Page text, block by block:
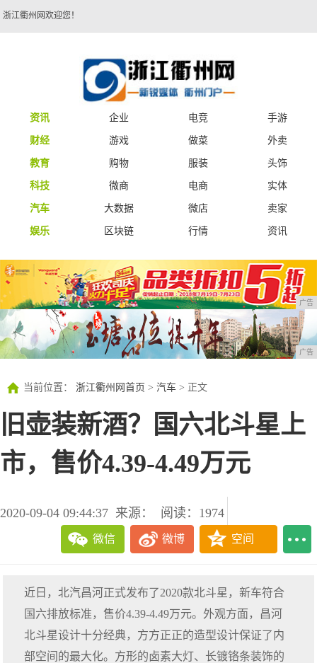
浙江衢州网欢迎您！
资讯 企业 电竞
手游
财经
游戏 做菜
外卖
教育
购物 服装
头饰
科技
微商 电商
实体
汽车
大数据 微店
卖家
娱乐
区块链 行情 资讯
广告
广告
当前位置： 浙江衢州网首页 > 汽车 > 正文
旧壶装新酒？国六北斗星上
市，售价4.39-4.49万元
2020-09-04 09:44:37 来源： 阅读：1974
微信 微博 空间
近日，北汽昌河正式发布了2020款北斗星，新车符合
国六排放标准，售价4.39-4.49万元。外观方面，昌河
北斗星设计十分经典，方方正正的造型设计保证了内
部空间的最大化。方形的卤素大灯、长镀铬条装饰的